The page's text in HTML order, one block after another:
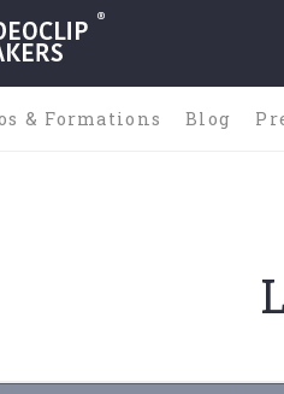
& Formations Blog